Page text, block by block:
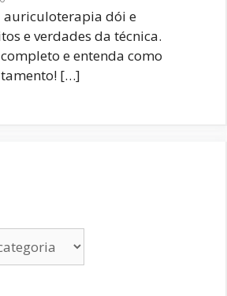
auriculoterapia dói e
e verdades da técnica.
e entenda como
[…]